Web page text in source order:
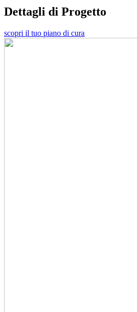
Dettagli di Progetto
scopri il tuo piano di cura